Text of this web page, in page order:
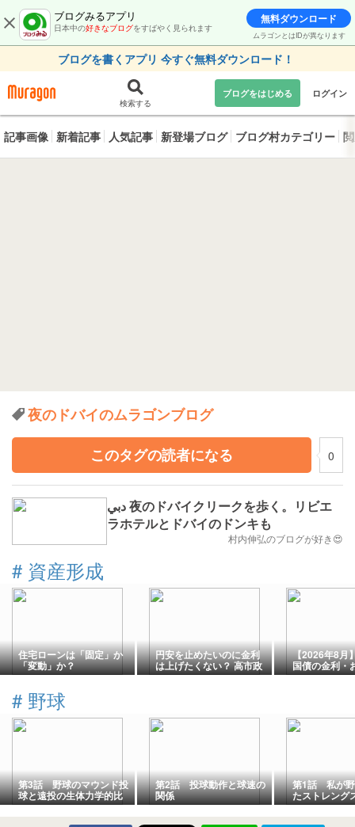
ブログみるアプリ
日本中の好きなブログをすばやく見られます
無料ダウンロード
ムラゴンとはIDが異なります
ブログを書くアプリ 今すぐ無料ダウンロード！
検索する
ブログをはじめる ログイン
記事画像 新着記事 人気記事 新登場ブログ ブログ村カテゴリー
夜のドバイのムラゴンブログ
このタグの読者になる
0
دبي 夜のドバイクリークを歩く。リビエ
ラホテルとドバイのドンキも
村内伸弘のブログが好き😍
# 資産形成
住宅ローンは「固定」か
「変動」か？
円安を止めたいのに金利
は上げたくない？ 高市政
権の政策矛盾から考える
【2026年8月
国債の金利・
イプをFPが
# 野球
第3話 野球のマウンド投
球と遠投の生体力学的比
較
第2話 投球動作と球速の
関係
第1話 私が
たストレング
ーを目指す理